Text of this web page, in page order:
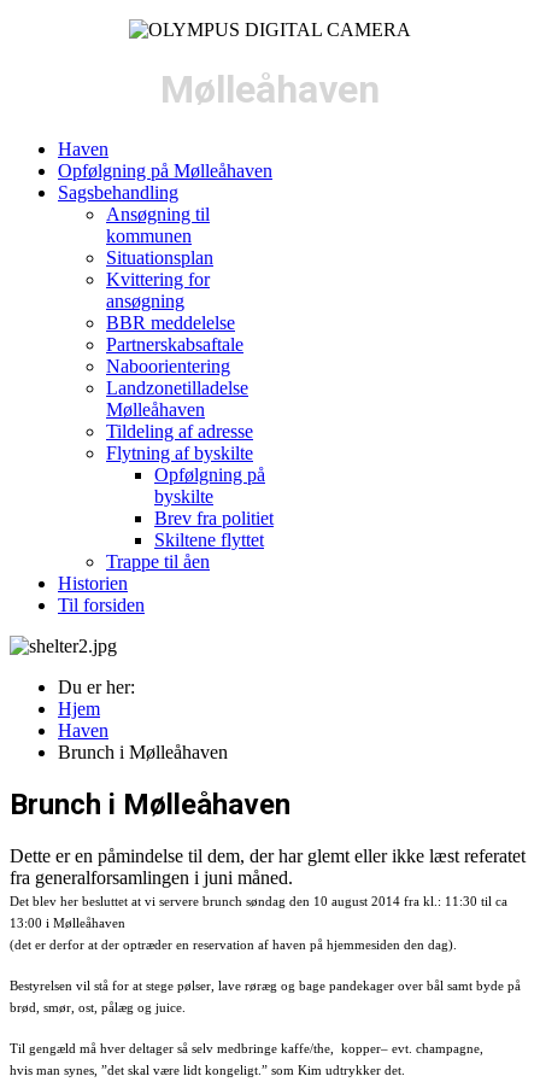
Mølleåhaven
Haven
Opfølgning på Mølleåhaven
Sagsbehandling
Ansøgning til
kommunen
Situationsplan
Kvittering for
ansøgning
BBR meddelelse
Partnerskabsaftale
Naboorientering
Landzonetilladelse
Mølleåhaven
Tildeling af adresse
Flytning af byskilte
Opfølgning på
byskilte
Brev fra politiet
Skiltene flyttet
Trappe til åen
Historien
Til forsiden
Du er her:
Hjem
Haven
Brunch i Mølleåhaven
Brunch i Mølleåhaven
Dette er en påmindelse til dem, der har glemt eller ikke læst referatet
fra generalforsamlingen i juni måned.
Det blev her besluttet at vi servere brunch søndag den 10 august 2014 fra kl.: 11:30 til ca
13:00 i Mølleåhaven
(det er derfor at der optræder en reservation af haven på hjemmesiden den dag).
Bestyrelsen vil stå for at stege pølser, lave røræg og bage pandekager over bål samt byde på
brød, smør, ost, pålæg og juice.
Til gengæld må hver deltager så selv medbringe kaffe/the, kopper– evt. champagne,
hvis man synes, ”det skal være lidt kongeligt.” som Kim udtrykker det.